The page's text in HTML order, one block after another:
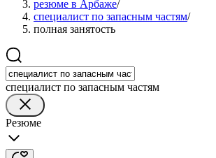
резюме в Арбаже/
специалист по запасным частям/
полная занятость
специалист по запасным частям
Резюме